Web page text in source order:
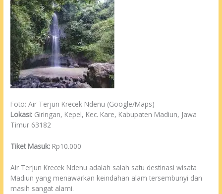
Foto: Air Terjun Krecek Ndenu (Google/Maps)
Lokasi: Giringan, Kepel, Kec. Kare, Kabupaten Madiun, Jawa
Timur 63182
Tiket Masuk: Rp10.000
Air Terjun Krecek Ndenu adalah salah satu destinasi wisata
Madiun yang menawarkan keindahan alam tersembunyi dan
masih sangat alami.